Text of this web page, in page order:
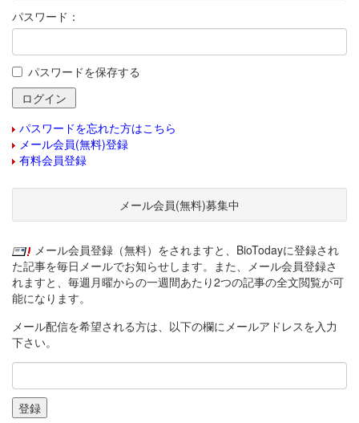
パスワード：
パスワードを保存する
パスワードを忘れた方はこちら
メール会員(無料)登録
有料会員登録
メール会員(無料)募集中
メール会員登録（無料）をされますと、BioTodayに登録され
た記事を毎日メールでお知らせします。また、メール会員登録さ
れますと、毎週月曜からの一週間あたり2つの記事の全文閲覧が可
能になります。
メール配信を希望される方は、以下の欄にメールアドレスを入力
下さい。